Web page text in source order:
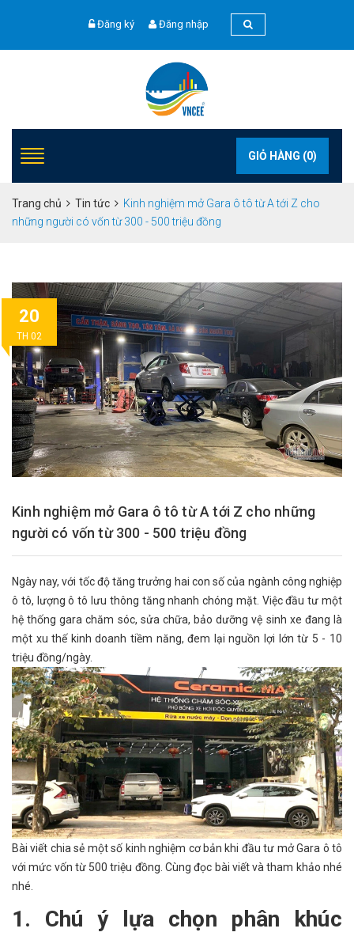
Đăng ký Đăng nhập
GIỎ HÀNG (0)
Trang chủ Tin tức
Kinh nghiệm mở Gara ô tô từ A tới Z cho
những người có vốn từ 300 - 500 triệu đồng
20
TH 02
Kinh nghiệm mở Gara ô tô từ A tới Z cho những
người có vốn từ 300 - 500 triệu đồng
Ngày nay, với tốc độ tăng trưởng hai con số của ngành công nghiệp
ô tô, lượng ô tô lưu thông tăng nhanh chóng mặt. Việc đầu tư một
hệ thống gara chăm sóc, sửa chữa, bảo dưỡng vệ sinh xe đang là
một xu thế kinh doanh tiềm năng, đem lại nguồn lợi lớn từ 5 - 10
triệu đồng/ngày.
Bài viết chia sẻ một số kinh nghiệm cơ bản khi đầu tư mở Gara ô tô
với mức vốn từ 500 triệu đồng. Cùng đọc bài viết và tham khảo nhé
nhé.
1. Chú ý lựa chọn phân khúc